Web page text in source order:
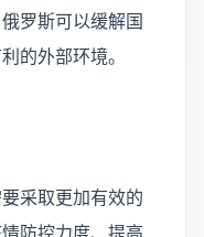
罗斯可以缓解国
的外部环境。
采取更加有效的